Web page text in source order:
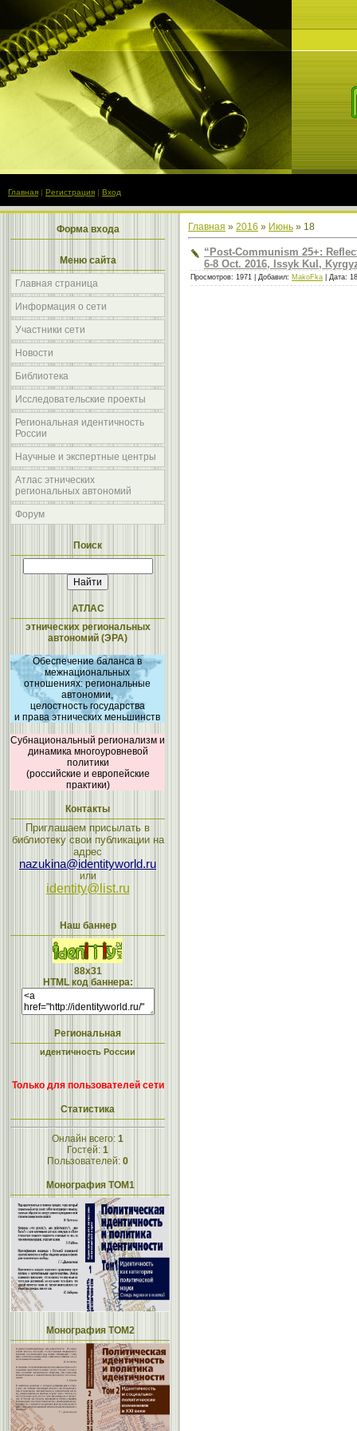
Главная | Регистрация | Вход
Форма входа
Меню сайта
Главная страница
Информация о сети
Участники сети
Новости
Библиотека
Исследовательские проекты
Региональная идентичность
России
Научные и экспертные центры
Атлас этнических
региональных автономий
Форум
Поиск
АТЛАС
этнических региональных
автономий (ЭРА)
Обеспечение баланса в
межнациональных
отношениях: региональные
автономии,
целостность государства
и права этнических меньшинств
Субнациональный регионализм и
динамика многоуровневой
политики
(российские и европейские
практики)
Контакты
Приглашаем присылать в
библиотеку свои публикации на
адрес
nazukina@identityworld.ru
или
identity@list.ru
Наш баннер
88x31
HTML код баннера:
Региональная
идентичность России
Только для пользователей сети
Статистика
Онлайн всего: 1
Гостей: 1
Пользователей: 0
Монография ТОМ1
Монография ТОМ2
Главная » 2016 » Июнь » 18
“Post-Communism 25+:
6-8 Oct. 2016, Issyk Kul,
Просмотров: 1971 | Добавил: MakoFka | Дата: